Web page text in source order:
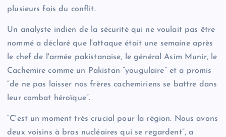
plusieurs fois du conflit.
Un analyste indien de la sécurité qui ne voulait pas être
nommé a déclaré que l'attaque était une semaine après
le chef de l'armée pakistanaise, le général Asim Munir, le
Cachemire comme un Pakistan “yougulaire” et a promis
“de ne pas laisser nos frères cachemiriens se battre dans
leur combat héroïque”.
“C'est un moment très crucial pour la région. Nous avons
deux voisins à bras nucléaires qui se regardent”, a